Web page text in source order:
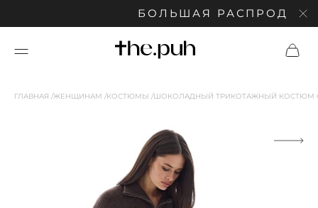
БОЛЬШАЯ РАСПРОДАЖА:
ГЛАВНАЯ ЖЕНЩИНАМ КОСТЮМЫ ШОКОЛАДНЫЙ ТРИКОТАЖНЫЙ КОСТЮМ